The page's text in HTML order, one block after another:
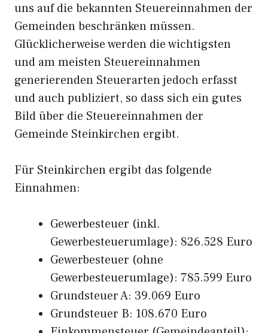
uns auf die bekannten Steuereinnahmen der
Gemeinden beschränken müssen.
Glücklicherweise werden die wichtigsten
und am meisten Steuereinnahmen
generierenden Steuerarten jedoch erfasst
und auch publiziert, so dass sich ein gutes
Bild über die Steuereinnahmen der
Gemeinde Steinkirchen ergibt.
Für Steinkirchen ergibt das folgende
Einnahmen:
Gewerbesteuer (inkl.
Gewerbesteuerumlage): 826.528 Euro
Gewerbesteuer (ohne
Gewerbesteuerumlage): 785.599 Euro
Grundsteuer A: 39.069 Euro
Grundsteuer B: 108.670 Euro